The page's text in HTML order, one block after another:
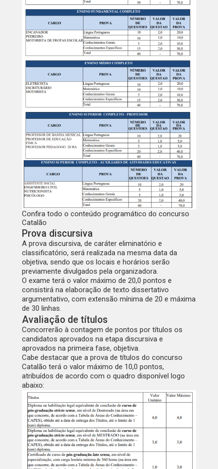
Confira todo o conteúdo programático do concurso
Catalão
Prova discursiva
A prova discursiva, de caráter eliminatório e
classificatório, será realizada na mesma data da
objetiva, sendo que os locais e horários serão
previamente divulgados pela organizadora.
O exame terá o valor máximo de 20,0 pontos e
consistirá na elaboração de texto dissertativo
argumentativo, com extensão mínima de 20 e máxima
de 30 linhas.
Avaliação de títulos
Concorrerão à contagem de pontos por títulos os
candidatos aprovados na etapa discursiva e
aprovados na primeira fase, objetiva.
Cabe destacar que a prova de títulos do concurso
Catalão terá o valor máximo de 10,0 pontos,
atribuídos de acordo com o quadro disponível logo
abaixo: